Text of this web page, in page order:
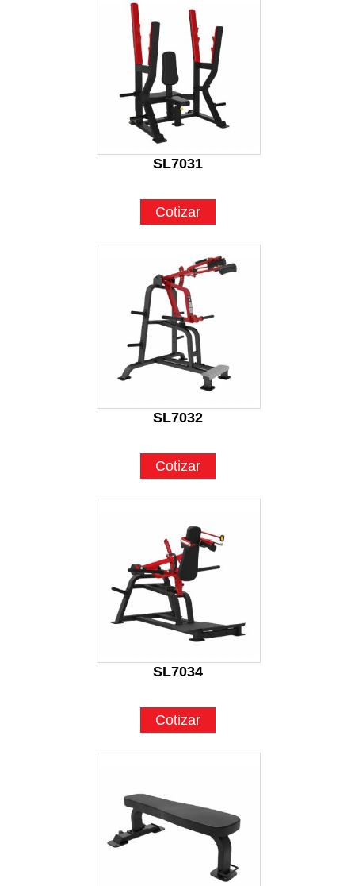
SL7031
Cotizar
SL7032
Cotizar
SL7034
Cotizar